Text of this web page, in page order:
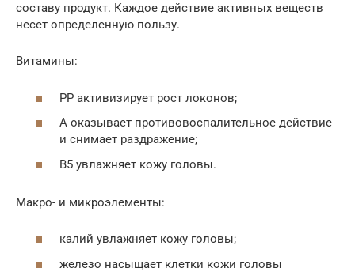
составу продукт. Каждое действие активных веществ
несет определенную пользу.
Витамины:
PP активизирует рост локонов;
A оказывает противовоспалительное действие
и снимает раздражение;
B5 увлажняет кожу головы.
Макро- и микроэлементы:
калий увлажняет кожу головы;
железо насыщает клетки кожи головы